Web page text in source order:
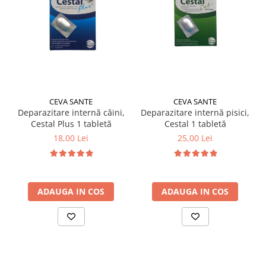
CEVA SANTE
Deparazitare internă câini,
Cestal Plus 1 tabletă
18,00 Lei
ADAUGA IN COS
CEVA SANTE
Deparazitare internă pisici,
Cestal 1 tabletă
25,00 Lei
ADAUGA IN COS